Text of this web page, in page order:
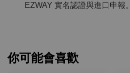
EZWAY 實名認證與進口申報。
你可能會喜歡